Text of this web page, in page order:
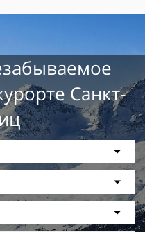
Санкт-